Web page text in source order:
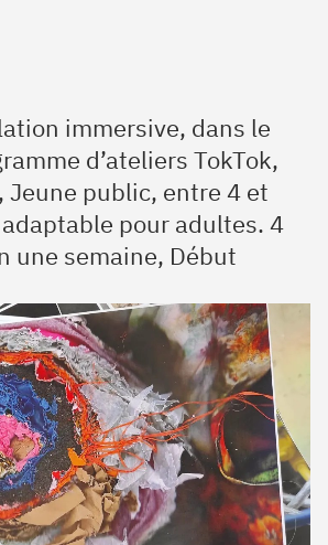
immersive, dans le
d’ateliers TokTok,
public, entre 4 et
pour adultes. 4
une semaine, Début